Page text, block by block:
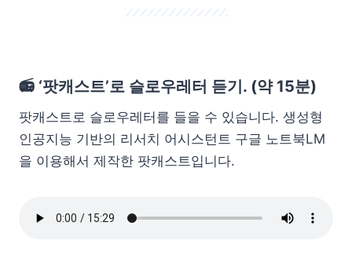
📻 ‘팟캐스트’로 슬로우레터 듣기. (약 15분)
팟캐스트로 슬로우레터를 들을 수 있습니다. 생성형
인공지능 기반의 리서치 어시스턴트 구글 노트북LM
을 이용해서 제작한 팟캐스트입니다.